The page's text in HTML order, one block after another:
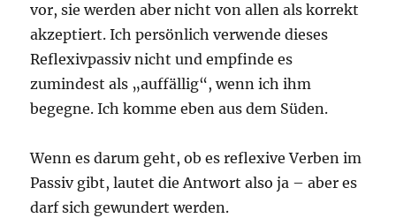
vor, sie werden aber nicht von allen als korrekt
akzeptiert. Ich persönlich verwende dieses
Reflexivpassiv nicht und empfinde es
zumindest als „auffällig“, wenn ich ihm
begegne. Ich komme eben aus dem Süden.
Wenn es darum geht, ob es reflexive Verben im
Passiv gibt, lautet die Antwort also ja – aber es
darf sich gewundert werden.